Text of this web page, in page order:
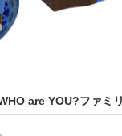
are YOU?ファミ